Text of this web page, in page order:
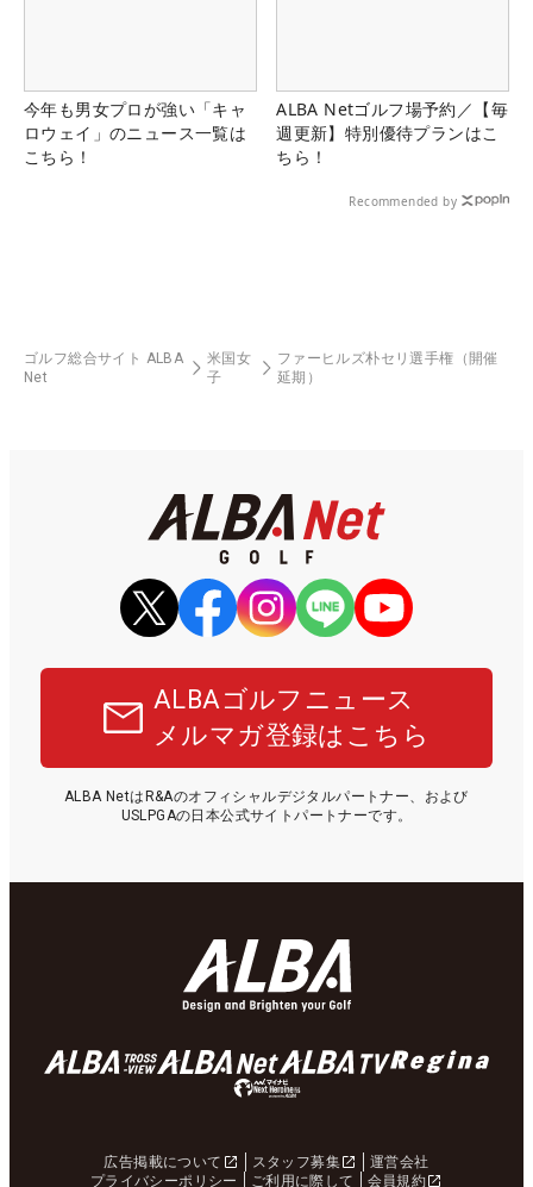
今年も男女プロが強い「キャ
ロウェイ」のニュース一覧は
こちら！
ALBA Netゴルフ場予約／【毎
週更新】特別優待プランはこ
ちら！
Recommended by
ゴルフ総合サイト ALBA
Net
米国女
子
ファーヒルズ朴セリ選手権（開催
延期）
ALBAゴルフニュース
メルマガ登録はこちら
ALBA NetはR&Aのオフィシャルデジタルパートナー、および
USLPGAの日本公式サイトパートナーです。
広告掲載について スタッフ募集
運営会社
プライバシーポリシー
ご利用に際して 会員規約